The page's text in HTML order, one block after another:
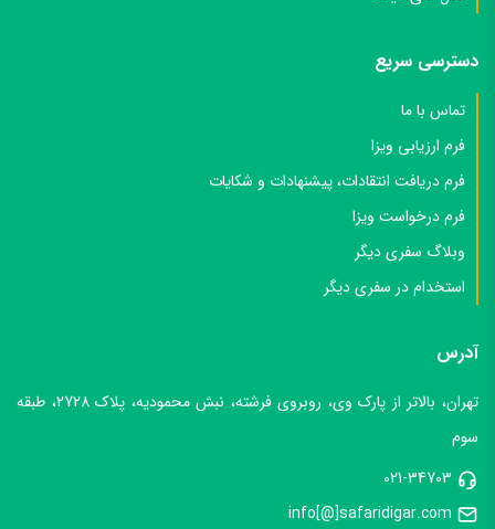
تماس با ما
فرم ارزیابی ویزا
فرم دریافت انتقادات، پیشنهادات و شکایات
فرم درخواست ویزا
وبلاگ سفری دیگر
021-34703